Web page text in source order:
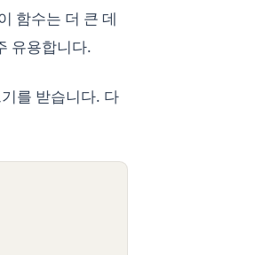
함수는 더 큰 데
유용합니다.
를 받습니다. 다